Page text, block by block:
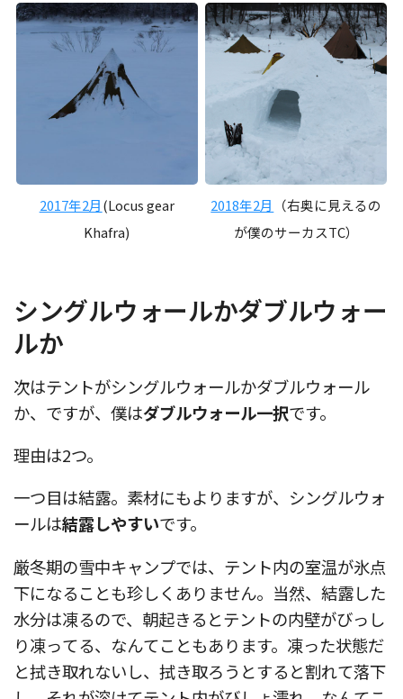
2017年2月(Locus gear
Khafra)
2018年2月
（右奥に見えるの
が僕のサーカスTC）
シングルウォールかダブルウォー
ルか
次はテントがシングルウォールかダブルウォール
か、ですが、僕はダブルウォール一択です。
理由は2つ。
一つ目は結露。素材にもよりますが、シングルウォ
ールは結露しやすいです。
厳冬期の雪中キャンプでは、テント内の室温が氷点
下になることも珍しくありません。当然、結露した
水分は凍るので、朝起きるとテントの内壁がびっし
り凍ってる、なんてこともあります。凍った状態だ
と拭き取れないし、拭き取ろうとすると割れて落下